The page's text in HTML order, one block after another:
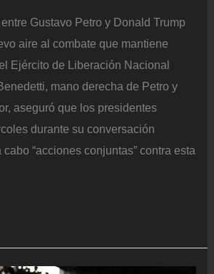
Gustavo Petro y Donald Trump
aire al combate que mantiene
Ejército de Liberación Nacional
mano derecha de Petro y
aseguró que los presidentes
durante su conversación
“acciones conjuntas” contra esta